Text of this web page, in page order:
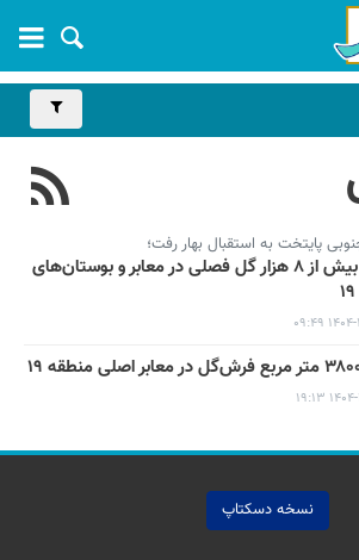
پایتخت به استقبال بهار رفت؛
کاشت بیش از ۸ هزار گل فصلی در معابر و بوستان‌های
۰۹:۴۹
۱۹:۱۳
نسخه دسکتاپ